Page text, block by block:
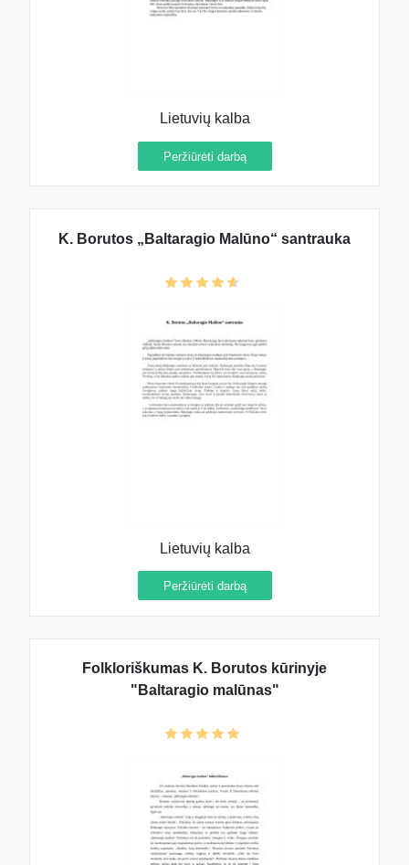
Lietuvių kalba
Peržiūrėti darbą
K. Borutos „Baltaragio Malūno“ santrauka
Lietuvių kalba
Peržiūrėti darbą
Folkloriškumas K. Borutos kūrinyje
"Baltaragio malūnas"